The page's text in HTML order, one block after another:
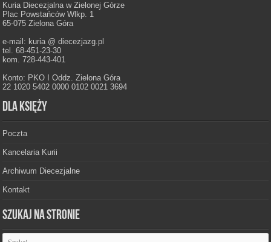
Kuria Diecezjalna w Zielonej Górze
Plac Powstańców Wlkp. 1
65-075 Zielona Góra
e-mail: kuria @ diecezjazg.pl
tel. 68-451-23-30
kom. 728-443-401
Konto: PKO I Oddz. Zielona Góra
22 1020 5402 0000 0102 0021 3694
Dla księży
Poczta
Kancelaria Kurii
Archiwum Diecezjalne
Kontakt
Szukaj na stronie